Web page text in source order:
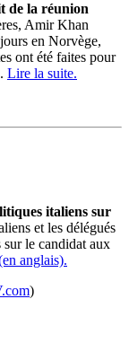
de la réunion
Amir Khan
en Norvège,
ont été faites pour
Lire la suite.
italiens sur
et les délégués
sur le candidat aux
anglais).
)